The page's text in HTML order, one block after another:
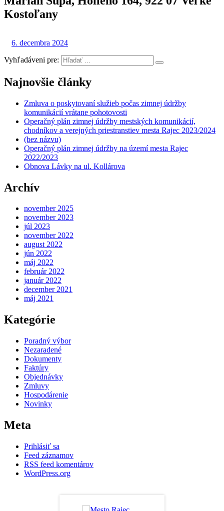
Kostoľany
6. decembra 2024
Vyhľadáveni pre:
Najnovšie články
Zmluva o poskytovaní služieb počas zimnej údržby
komunikácií vrátane pohotovosti
Operačný plán zimnej údržby mestských komunikácií,
chodníkov a verejných priestranstiev mesta Rajec 2023/2024
(bez názvu)
Operačný plán zimnej údržby na území mesta Rajec
2022/2023
Obnova Lávky na ul. Kollárova
Archív
november 2025
november 2023
júl 2023
november 2022
august 2022
jún 2022
máj 2022
február 2022
január 2022
december 2021
máj 2021
Kategórie
Poradný výbor
Nezaradené
Dokumenty
Faktúry
Objednávky
Zmluvy
Hospodárenie
Novinky
Meta
Prihlásiť sa
Feed záznamov
RSS feed komentárov
WordPress.org